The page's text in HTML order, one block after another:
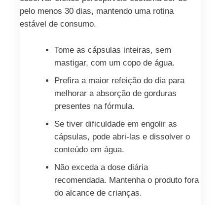
pelo menos 30 dias, mantendo uma rotina
estável de consumo.
Tome as cápsulas inteiras, sem
mastigar, com um copo de água.
Prefira a maior refeição do dia para
melhorar a absorção de gorduras
presentes na fórmula.
Se tiver dificuldade em engolir as
cápsulas, pode abri‑las e dissolver o
conteúdo em água.
Não exceda a dose diária
recomendada. Mantenha o produto fora
do alcance de crianças.